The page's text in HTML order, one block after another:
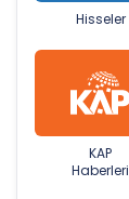
Hisseler
KAP
Haberleri